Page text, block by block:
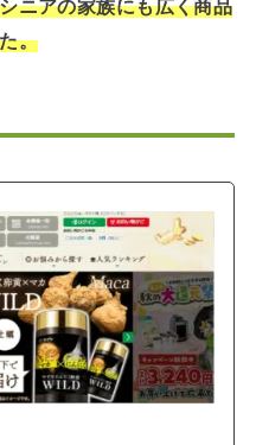
ニアの家族にも広く商品
。